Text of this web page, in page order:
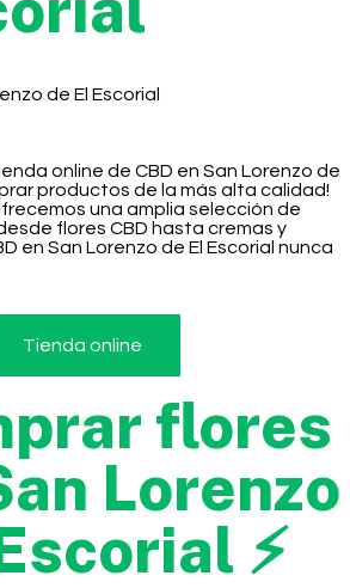
de El Escorial
online de CBD en San Lorenzo de
productos de la más alta calidad!
una amplia selección de
flores CBD hasta cremas y
en San Lorenzo de El Escorial nunca
Tienda online
flores
Lorenzo
⚡